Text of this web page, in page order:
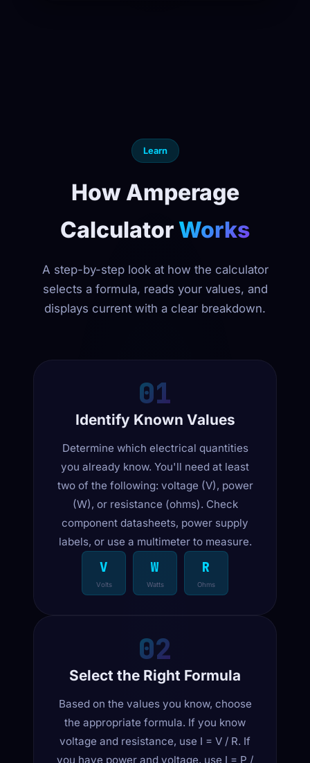
Learn
How Amperage
Calculator Works
A step-by-step look at how the calculator
selects a formula, reads your values, and
displays current with a clear breakdown.
01
Identify Known Values
Determine which electrical quantities
you already know. You'll need at least
two of the following: voltage (V), power
(W), or resistance (ohms). Check
component datasheets, power supply
labels, or use a multimeter to measure.
V
Volts
W
Watts
R
Ohms
02
Select the Right Formula
Based on the values you know, choose
the appropriate formula. If you know
voltage and resistance, use I = V / R. If
you have power and voltage, use I = P /